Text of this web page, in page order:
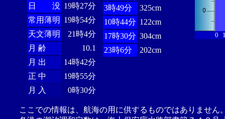
日 没 19時27分
常用薄明 19時54分
天文薄明
21時4分
月 齢
10.1
月 出
14時42分
正 中
19時55分
月 入
0時30分
3時49分
325cm
10時44分 122cm
17時30分 304cm
23時6分
202cm
0
ここでの情報は、航海の用に供するものではありませ